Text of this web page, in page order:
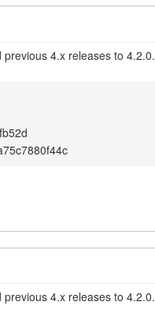
4.x releases to 4.2.0.
4.x releases to 4.2.0.